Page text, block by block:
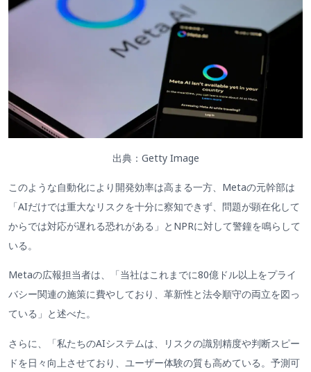
出典：Getty Image
このような自動化により開発効率は高まる一方、Metaの元幹部は
「AIだけでは重大なリスクを十分に察知できず、問題が顕在化して
からでは対応が遅れる恐れがある」とNPRに対して警鐘を鳴らして
いる。
Metaの広報担当者は、「当社はこれまでに80億ドル以上をプライ
バシー関連の施策に費やしており、革新性と法令順守の両立を図っ
ている」と述べた。
さらに、「私たちのAIシステムは、リスクの識別精度や判断スピー
ドを日々向上させており、ユーザー体験の質も高めている。予測可